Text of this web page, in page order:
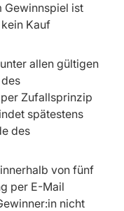
Gewinnspiel ist
Kauf
allen gültigen
Zufallsprinzip
spätestens
des
von fünf
per E-Mail
nicht